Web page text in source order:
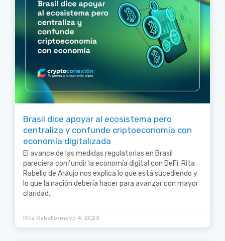
Brasil dice apoyar al ecosistema pero
centraliza y confunde criptoeconomía con
economía digitalizada
El avance de las medidas regulatorias en Brasil
pareciera confundir la economía digital con DeFi. Rita
Rabello de Araujo nos explica lo que está sucediendo y
lo que la nación debería hacer para avanzar con mayor
claridad.
Rita Rabello•mayo 4, 2023